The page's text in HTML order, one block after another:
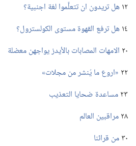
١٢هل تريدون ان تتعلَّموا لغة اجنبية؟‏
١٤هل ترفع القهوة مستوى الكولسترول؟‏
٢٠ الامهات المصابات بالأيدز يواجهن معضلة
٢٢ ‏«اروع ما يُنشر من مجلات»‏
٢٣مساعدة ضحايا التعذيب
٢٨مراقبين العالم
٣٠من قرائنا